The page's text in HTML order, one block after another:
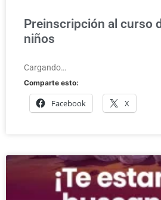
Preinscripción al curso
niños
Cargando…
Comparte esto:
Facebook X